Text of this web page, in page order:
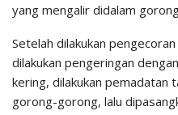
yang mengalir didalam
Setelah dilakukan
dilakukan pengeringan
kering, dilakukan pemadatan
gorong-gorong, lalu